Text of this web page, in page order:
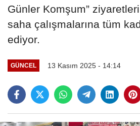
Günler Komşum”
saha çalışmalarına tüm
ediyor.
GÜNCEL 13 Kasım 2025 - 14:14